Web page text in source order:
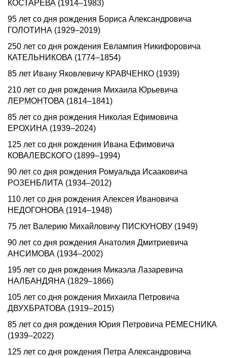
КОСТАРЕВА (1914–1983)
95 лет со дня рождения Бориса Александровича
ГОЛОТИНА (1929–2019)
250 лет со дня рождения Евлампия Никифоpовича
КАТЕЛЬHИКОВА (1774–1854)
85 лет Ивану Яковлевичу КРАВЧЕНКО (1939)
210 лет со дня рождения Михаила Юрьевича
ЛЕРМОНТОВА (1814–1841)
85 лет со дня рождения Николая Ефимовича
ЕРОХИНА (1939–2024)
125 лет со дня рождения Ивана Ефимовича
КОВАЛЕВСКОГО (1899–1994)
90 лет со дня рождения Ромуальда Исааковича
РОЗЕНБЛИТА (1934–2012)
110 лет со дня рождения Алексея Ивановича
НЕДОГОНОВА (1914–1948)
75 лет Валерию Михайловичу ПИСКУНОВУ (1949)
90 лет со дня рождения Анатолия Дмитриевича
АНСИМОВА (1934–2002)
195 лет со дня рождения Микаэла Лазаревича
НАЛБАНДЯHА (1829–1866)
105 лет со дня рождения Михаила Петровича
ДВУХБРАТОВА (1919–2015)
85 лет со дня рождения Юрия Петровича РЕМЕСНИКА
(1939–2022)
125 лет со дня рождения Петра Александровича